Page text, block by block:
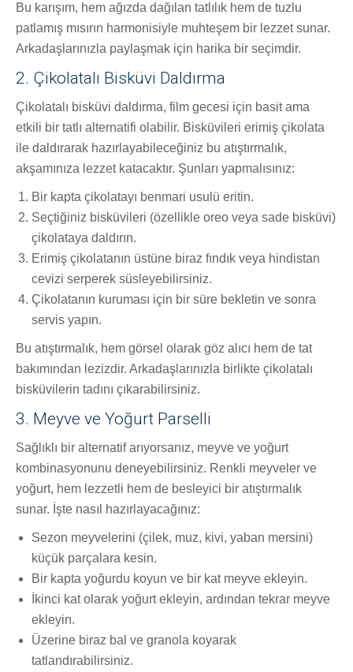
Bu karışım, hem ağızda dağılan tatlılık hem de tuzlu
patlamış mısırın harmonisiyle muhteşem bir lezzet sunar.
Arkadaşlarınızla paylaşmak için harika bir seçimdir.
2. Çikolatalı Bisküvi Daldırma
Çikolatalı bisküvi daldırma, film gecesi için basit ama
etkili bir tatlı alternatifi olabilir. Bisküvileri erimiş çikolata
ile daldırarak hazırlayabileceğiniz bu atıştırmalık,
akşamınıza lezzet katacaktır. Şunları yapmalısınız:
Bir kapta çikolatayı benmari usulü eritin.
Seçtiğiniz bisküvileri (özellikle oreo veya sade bisküvi)
çikolataya daldırın.
Erimiş çikolatanın üstüne biraz fındık veya hindistan
cevizi serperek süsleyebilirsiniz.
Çikolatanın kuruması için bir süre bekletin ve sonra
servis yapın.
Bu atıştırmalık, hem görsel olarak göz alıcı hem de tat
bakımından lezizdir. Arkadaşlarınızla birlikte çikolatalı
bisküvilerin tadını çıkarabilirsiniz.
3. Meyve ve Yoğurt Parselli
Sağlıklı bir alternatif arıyorsanız, meyve ve yoğurt
kombinasyonunu deneyebilirsiniz. Renkli meyveler ve
yoğurt, hem lezzetli hem de besleyici bir atıştırmalık
sunar. İşte nasıl hazırlayacağınız:
Sezon meyvelerini (çilek, muz, kivi, yaban mersini)
küçük parçalara kesin.
Bir kapta yoğurdu koyun ve bir kat meyve ekleyin.
İkinci kat olarak yoğurt ekleyin, ardından tekrar meyve
ekleyin.
Üzerine biraz bal ve granola koyarak
tatlandırabilirsiniz.